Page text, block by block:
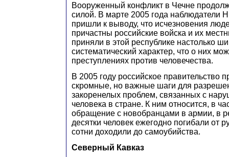
Вооруженный конфликт в Чечне
силой. В марте 2005 года наблюдатели
пришли к выводу, что исчезновения
причастны российские войска и их
приняли в этой республике настолько
систематический характер, что о них
преступлениях против человечества.
В 2005 году российское правительство
скромные, но важные шаги для
закоренелых проблем, связанных с
человека в стране. К ним относится, в
обращение с новобранцами в армии, в
десятки человек ежегодно погибали от
сотни доходили до самоубийства.
Северный Кавказ